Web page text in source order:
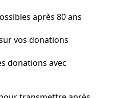
après 80 ans
vos donations
donations avec